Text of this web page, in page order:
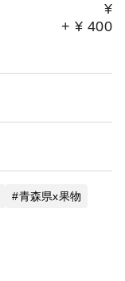
¥
+ ¥ 400
青森県x果物